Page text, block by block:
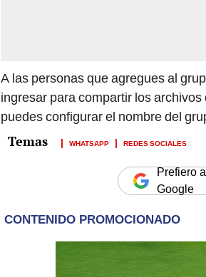
A las personas que agregues al
ingresar para compartir los
puedes configurar el nombre del
WHATSAPP REDES SOCIALES
Prefiero
Google